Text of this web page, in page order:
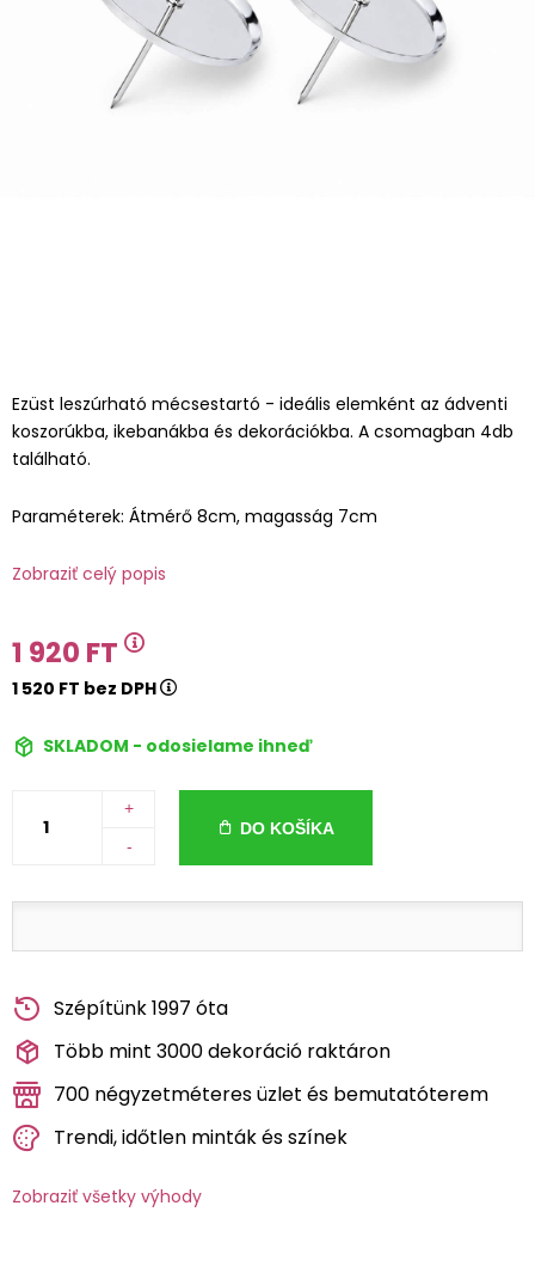
Ezüst leszúrható mécsestartó - ideális elemként az ádventi
koszorúkba, ikebanákba és dekorációkba. A csomagban 4db
található.
Paraméterek: Átmérő 8cm, magasság 7cm
Zobraziť celý popis
1 920 FT
1 520 FT bez DPH
SKLADOM - odosielame ihneď
+
-
DO KOŠÍKA
Szépítünk 1997 óta
Több mint 3000 dekoráció raktáron
700 négyzetméteres üzlet és bemutatóterem
Trendi, időtlen minták és színek
Zobraziť všetky výhody